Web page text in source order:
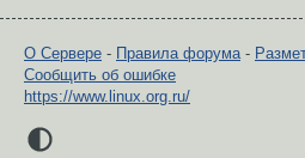
О Сервере - Правила форума-
Сообщить об ошибке
https://www.linux.org.ru/